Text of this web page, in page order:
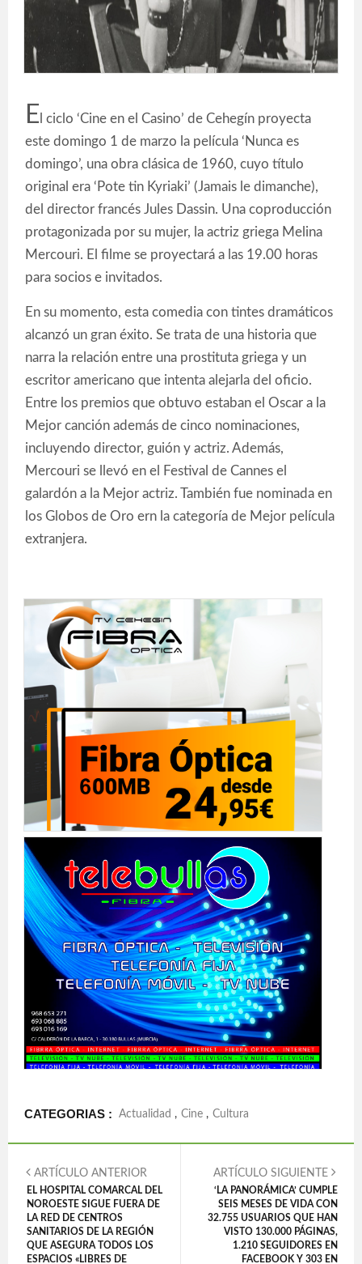
E l ciclo ‘Cine en el Casino’ de Cehegín proyecta
este domingo 1 de marzo la película ‘Nunca es
domingo’, una obra clásica de 1960, cuyo título
original era ‘Pote tin Kyriaki’ (Jamais le dimanche),
del director francés Jules Dassin. Una coproducción
protagonizada por su mujer, la actriz griega Melina
Mercouri. El filme se proyectará a las 19.00 horas
para socios e invitados.
En su momento, esta comedia con tintes dramáticos
alcanzó un gran éxito. Se trata de una historia que
narra la relación entre una prostituta griega y un
escritor americano que intenta alejarla del oficio.
Entre los premios que obtuvo estaban el Oscar a la
Mejor canción además de cinco nominaciones,
incluyendo director, guión y actriz. Además,
Mercouri se llevó en el Festival de Cannes el
galardón a la Mejor actriz. También fue nominada en
los Globos de Oro ern la categoría de Mejor película
extranjera.
CATEGORIAS : Actualidad , Cine , Cultura
ARTÍCULO ANTERIOR
EL HOSPITAL COMARCAL DEL
NOROESTE SIGUE FUERA DE
LA RED DE CENTROS
SANITARIOS DE LA REGIÓN
QUE ASEGURA TODOS LOS
ESPACIOS «LIBRES DE
ARTÍCULO SIGUIENTE
‘LA PANORÁMICA’ CUMPLE
SEIS MESES DE VIDA CON
32.755 USUARIOS QUE HAN
VISTO 130.000 PÁGINAS,
1.210 SEGUIDORES EN
FACEBOOK Y 303 EN